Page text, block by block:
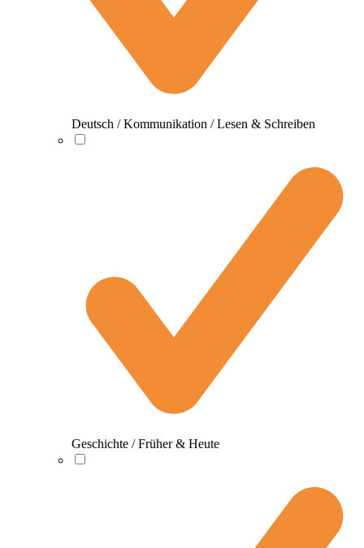
Deutsch / Kommunikation / Lesen & Schreiben
Geschichte / Früher & Heute